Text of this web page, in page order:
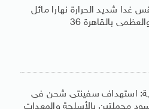
غدا شديد الحرارة نهارا مائل
بالقاهرة 36
استهداف سفينتى شحن فى